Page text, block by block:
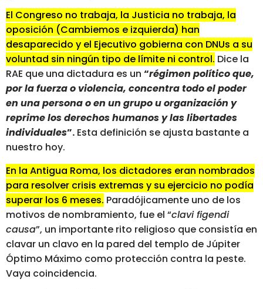
El Congreso no trabaja, la Justicia no trabaja, la
oposición (Cambiemos e izquierda) han
desaparecido y el Ejecutivo gobierna con DNUs a su
voluntad sin ningún tipo de límite ni control. Dice la
RAE que una dictadura es un “régimen político que,
por la fuerza o violencia, concentra todo el poder
en una persona o en un grupo u organización y
reprime los derechos humanos y las libertades
individuales”. Esta definición se ajusta bastante a
nuestro hoy.
En la Antigua Roma, los dictadores eran nombrados
para resolver crisis extremas y su ejercicio no podía
superar los 6 meses. Paradójicamente uno de los
motivos de nombramiento, fue el “clavi figendi
causa”, un importante rito religioso que consistía en
clavar un clavo en la pared del templo de Júpiter
Óptimo Máximo como protección contra la peste.
Vaya coincidencia.